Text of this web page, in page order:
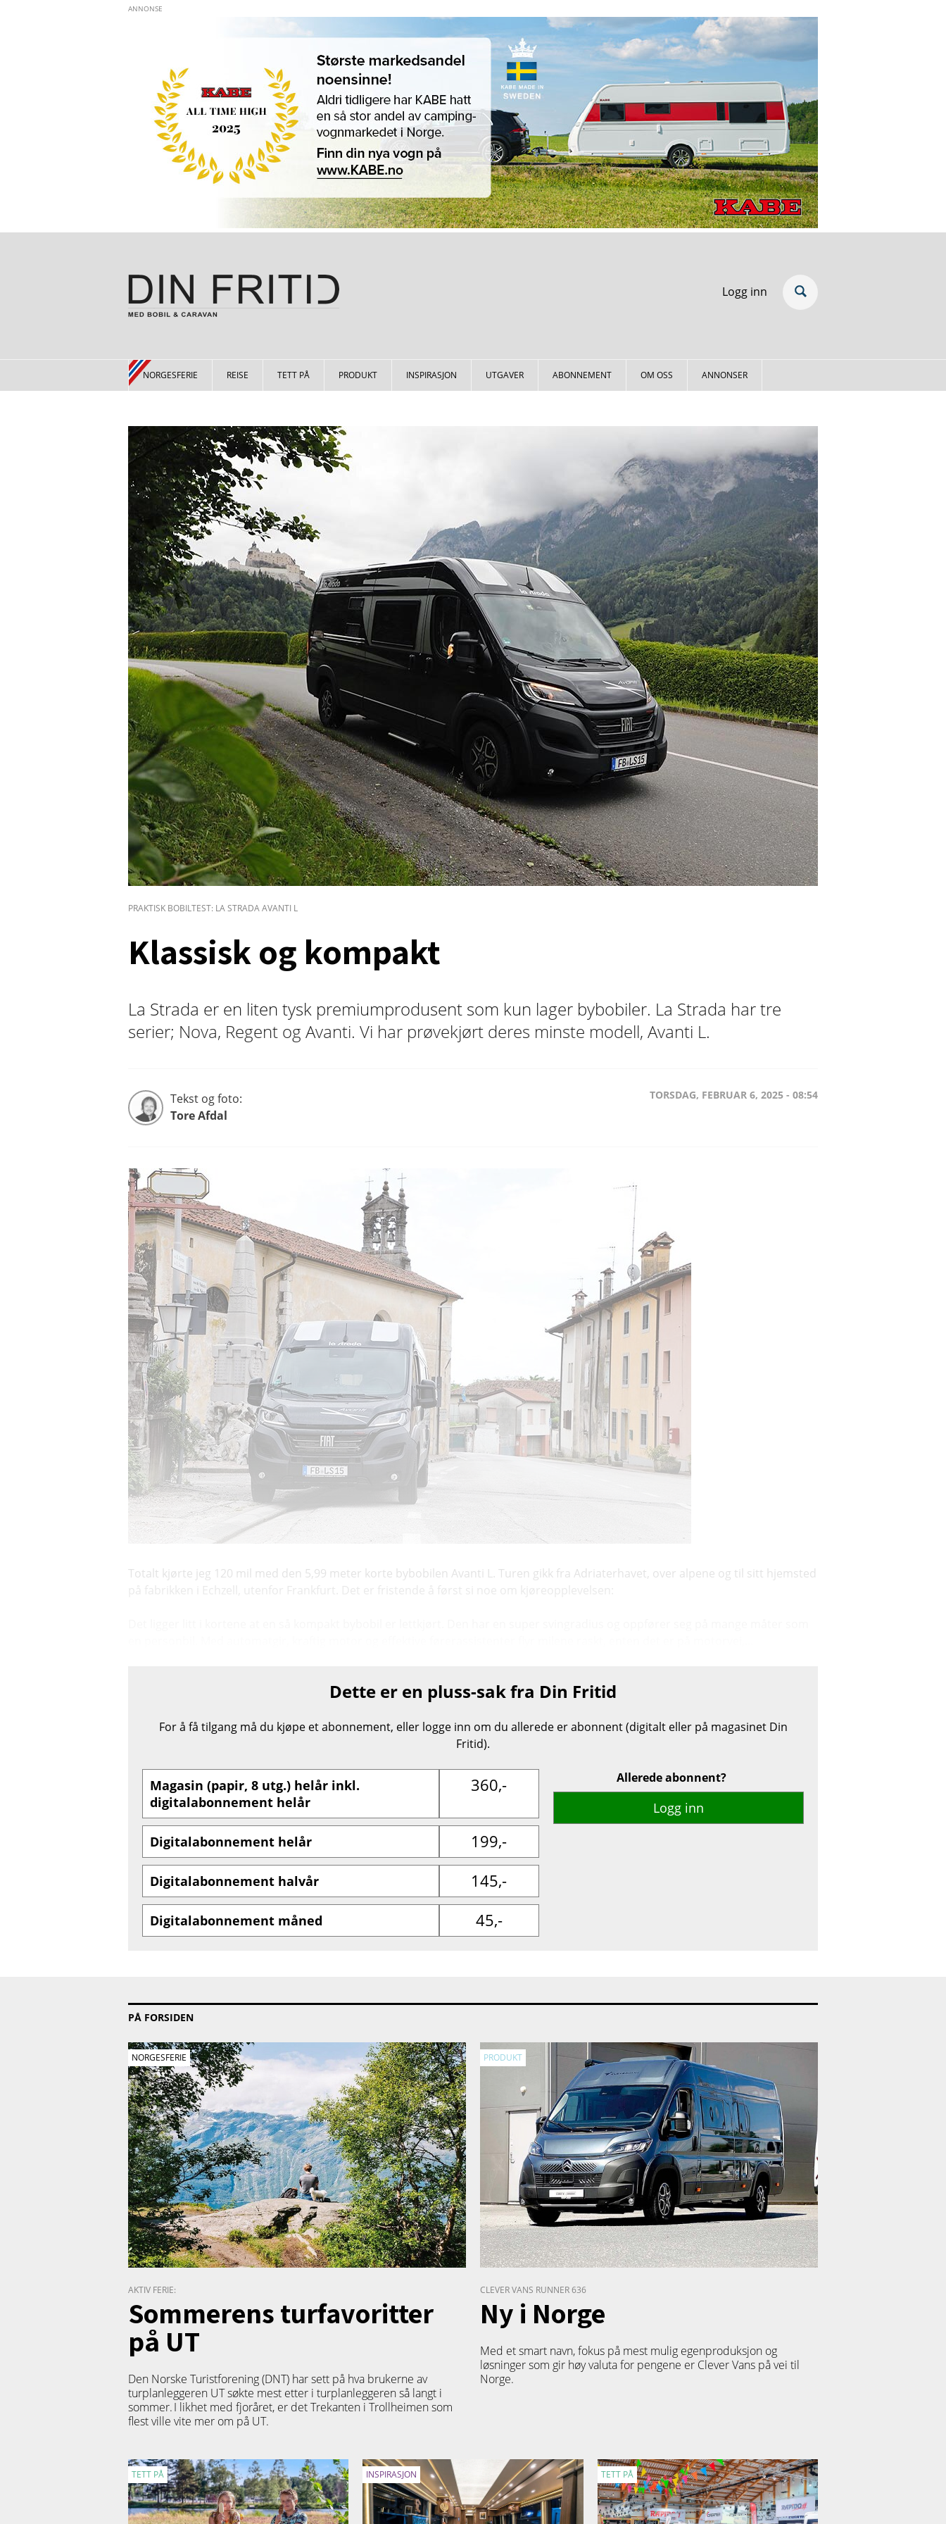
Logg inn
NORGESFERIE REISE TETT PÅ PRODUKT INSPIRASJON UTGAVER ABONNEMENT OM OSS ANNONSER
PRAKTISK BOBILTEST: LA STRADA AVANTI L
Klassisk og kompakt
La Strada er en liten tysk premiumprodusent som kun lager bybobiler. La Strada har tre
serier; Nova, Regent og Avanti. Vi har prøvekjørt deres minste modell, Avanti L.
Tekst og foto:
Tore Afdal
TORSDAG, FEBRUAR 6, 2025 - 08:54
Totalt kjørte jeg 120 mil med den 5,99 meter korte bybobilen Avanti L. Turen gikk fra Adriaterhavet, over alpene og til sitt hjemsted
på fabrikken i Echzell, utenfor Frankfurt. Det er fristende å først si noe om kjøreopplevelsen:
Dette er en pluss-sak fra Din Fritid
For å få tilgang må du kjøpe et abonnement, eller logge inn om du allerede er abonnent (digitalt eller på magasinet Din
Fritid).
Allerede abonnent?
Logg inn
Magasin (papir, 8 utg.) helår inkl.
digitalabonnement helår
360,-
Digitalabonnement helår 199,-
Digitalabonnement halvår 145,-
Digitalabonnement måned 45,-
PÅ FORSIDEN
NORGESFERIE
AKTIV FERIE:
Sommerens turfavoritter
på UT
Den Norske Turistforening (DNT) har sett på hva brukerne av
turplanleggeren UTsøkte mest etter i turplanleggeren så langt i
sommer. I likhet med fjoråret, er det Trekanten i Trollheimen som
flest ville vite mer om på UT.
PRODUKT
CLEVER VANS RUNNER 636
Ny i Norge
Med et smart navn, fokus på mest mulig egenproduksjon og
løsninger som gir høy valuta for pengene er Clever Vans på vei til
Norge.
TETT PÅ INSPIRASJON TETT PÅ